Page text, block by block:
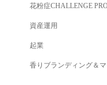
花粉症CHALLENGE
資産運用
起業
香りブランディング＆